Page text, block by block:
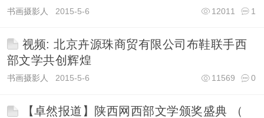
书画摄影人 2015-5-6 1
12011
视频: 北京卉源珠商贸有限公司布鞋联手西
部文学共创辉煌
书画摄影人 2015-5-6 0
11569
【卓然报道】陕西网西部文学颁奖盛典 （